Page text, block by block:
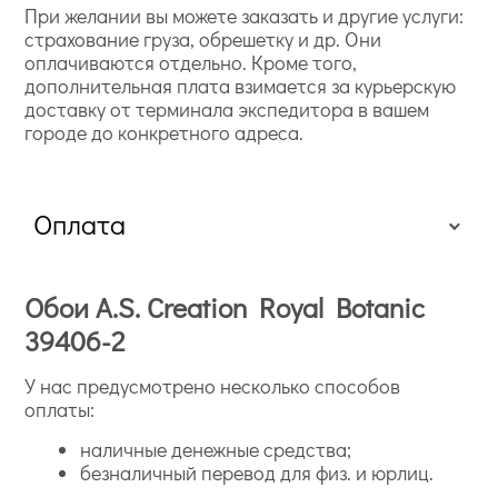
При желании вы можете заказать и другие услуги:
страхование груза, обрешетку и др. Они
оплачиваются отдельно. Кроме того,
дополнительная плата взимается за курьерскую
доставку от терминала экспедитора в вашем
городе до конкретного адреса.
Оплата
Обои A.S. Creation Royal Botanic
39406-2
У нас предусмотрено несколько способов
оплаты:
наличные денежные средства;
безналичный перевод для физ. и юрлиц.